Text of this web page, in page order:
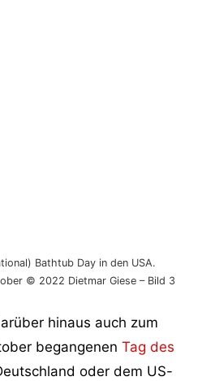
Bathtub Day in den USA.
© 2022 Dietmar Giese – Bild 3
hinaus auch zum
begangenen Tag des
oder dem US-